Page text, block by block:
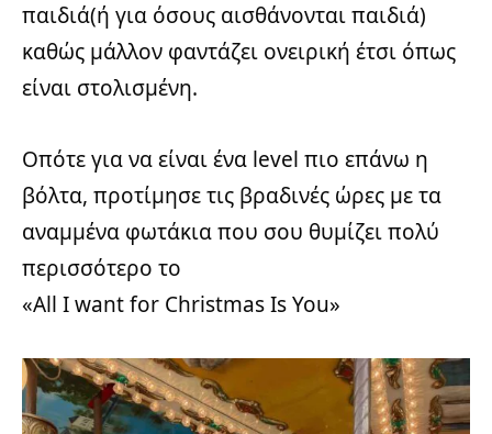
παιδιά(ή για όσους αισθάνονται παιδιά)
καθώς μάλλον φαντάζει ονειρική έτσι όπως
είναι στολισμένη.
Οπότε για να είναι ένα level πιο επάνω η
βόλτα, προτίμησε τις βραδινές ώρες με τα
αναμμένα φωτάκια που σου θυμίζει πολύ
περισσότερο το
«All I want for Christmas Is You»